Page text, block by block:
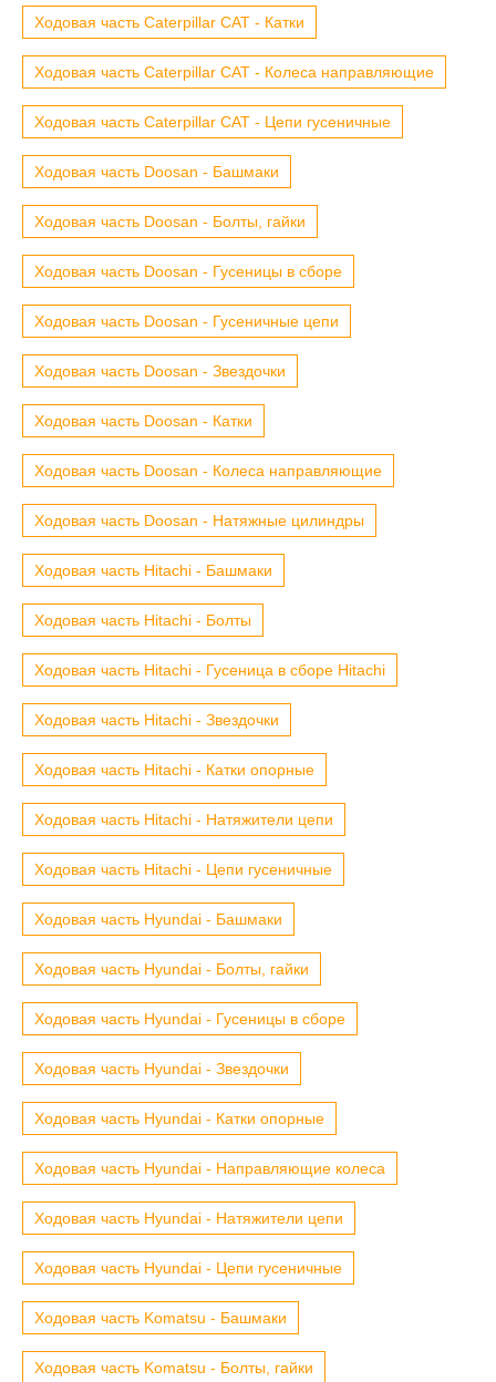
Ходовая часть Caterpillar CAT - Катки
Ходовая часть Caterpillar CAT - Колеса направляющие
Ходовая часть Caterpillar CAT - Цепи гусеничные
Ходовая часть Doosan - Башмаки
Ходовая часть Doosan - Болты, гайки
Ходовая часть Doosan - Гусеницы в сборе
Ходовая часть Doosan - Гусеничные цепи
Ходовая часть Doosan - Звездочки
Ходовая часть Doosan - Катки
Ходовая часть Doosan - Колеса направляющие
Ходовая часть Doosan - Натяжные цилиндры
Ходовая часть Hitachi - Башмаки
Ходовая часть Hitachi - Болты
Ходовая часть Hitachi - Гусеница в сборе Hitachi
Ходовая часть Hitachi - Звездочки
Ходовая часть Hitachi - Катки опорные
Ходовая часть Hitachi - Натяжители цепи
Ходовая часть Hitachi - Цепи гусеничные
Ходовая часть Hyundai - Башмаки
Ходовая часть Hyundai - Болты, гайки
Ходовая часть Hyundai - Гусеницы в сборе
Ходовая часть Hyundai - Звездочки
Ходовая часть Hyundai - Катки опорные
Ходовая часть Hyundai - Направляющие колеса
Ходовая часть Hyundai - Натяжители цепи
Ходовая часть Hyundai - Цепи гусеничные
Ходовая часть Komatsu - Башмаки
Ходовая часть Komatsu - Болты, гайки